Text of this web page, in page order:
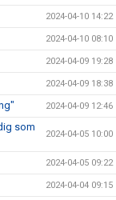
2024-04-10 14:22
2024-04-10 08:10
2024-04-09 19:28
2024-04-09 18:38
2024-04-09 12:46
som
2024-04-05 10:00
2024-04-05 09:22
2024-04-04 09:15